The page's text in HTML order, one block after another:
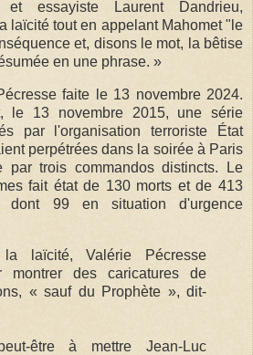
essayiste Laurent Dandrieu,
laïcité tout en appelant Mahomet "le
et, disons le mot, la bêtise
en une phrase. »
faite le 13 novembre 2024.
le 13 novembre 2015, une série
par l'organisation terroriste État
perpétrées dans la soirée à Paris
par trois commandos distincts. Le
fait état de 130 morts et de 413
dont 99 en situation d'urgence
la laïcité, Valérie Pécresse
montrer des caricatures de
« sauf du Prophète », dit-
être à mettre Jean-Luc